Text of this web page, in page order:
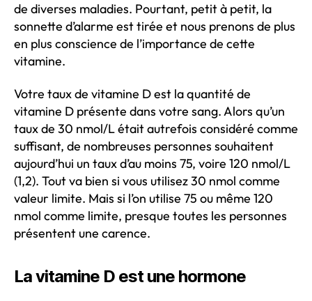
de diverses maladies. Pourtant, petit à petit, la
sonnette d’alarme est tirée et nous prenons de plus
en plus conscience de l’importance de cette
vitamine.
Votre taux de vitamine D est la quantité de
vitamine D présente dans votre sang. Alors qu’un
taux de 30 nmol/L était autrefois considéré comme
suffisant, de nombreuses personnes souhaitent
aujourd’hui un taux d’au moins 75, voire 120 nmol/L
(1,2). Tout va bien si vous utilisez 30 nmol comme
valeur limite. Mais si l’on utilise 75 ou même 120
nmol comme limite, presque toutes les personnes
présentent une carence.
La vitamine D est une hormone